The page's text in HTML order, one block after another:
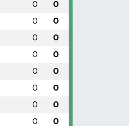
0 0
0 0
0 0
0 0
0 0
0 0
0 0
0 0